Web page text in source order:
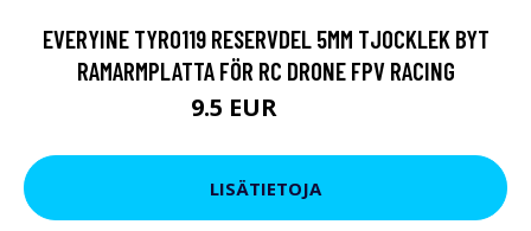
EVERYINE TYRO119 RESERVDEL 5MM TJOCKLEK BYT
RAMARMPLATTA FÖR RC DRONE FPV RACING
9.5 EUR
LISÄTIETOJA